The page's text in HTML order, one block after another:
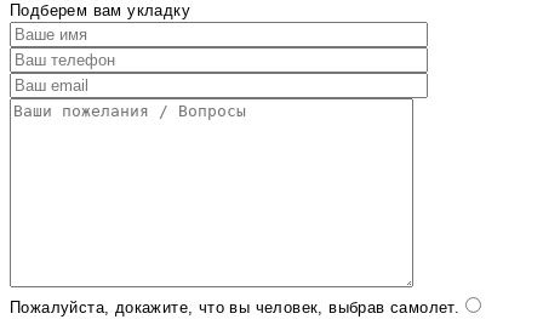
Подберем вам укладку
Пожалуйста, докажите, что вы человек, выбрав самолет.